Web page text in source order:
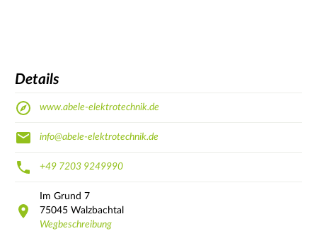
Details
www.abele-elektrotechnik.de
info@abele-elektrotechnik.de
+49 7203 9249990
Im Grund 7
75045 Walzbachtal
Wegbeschreibung